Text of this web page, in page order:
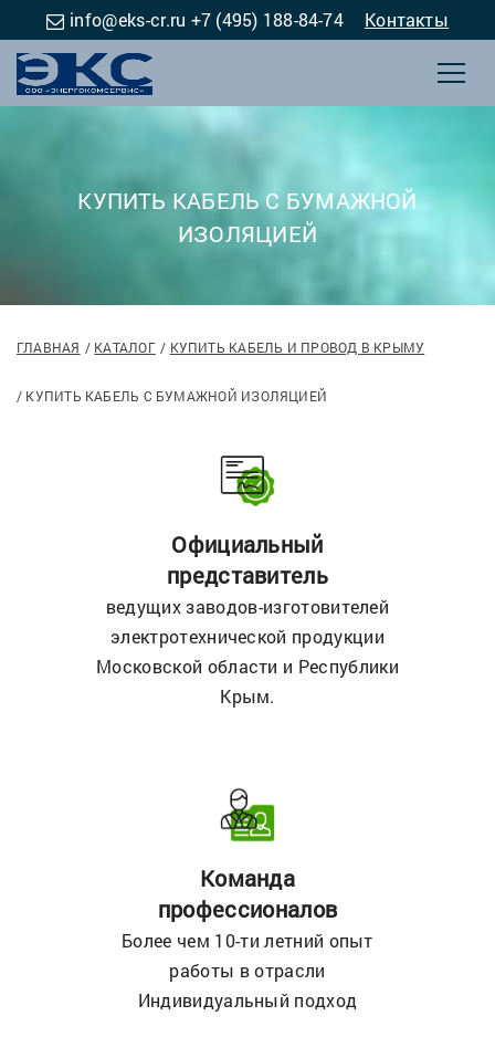
info@eks-cr.ru +7 (495) 188-84-74 Контакты
КУПИТЬ КАБЕЛЬ С БУМАЖНОЙ
ИЗОЛЯЦИЕЙ
ГЛАВНАЯ КАТАЛОГ КУПИТЬ КАБЕЛЬ И ПРОВОД В КРЫМУ
КУПИТЬ КАБЕЛЬ С БУМАЖНОЙ ИЗОЛЯЦИЕЙ
Официальный
представитель
ведущих заводов-изготовителей
электротехнической продукции
Московской области и Республики
Крым.
Команда
профессионалов
Более чем 10-ти летний опыт
работы в отрасли
Индивидуальный подход